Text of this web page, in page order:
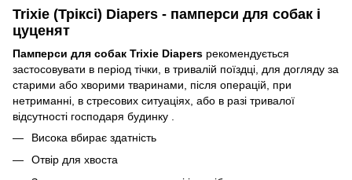
Trixie (Тріксі) Diapers - памперси для собак і
цуценят
Памперси для собак Trixie Diapers рекомендується
застосовувати в період тічки, в тривалій поїздці, для догляду за
старими або хворими тваринами, після операцій, при
нетриманні, в стресових ситуаціях, або в разі тривалої
відсутності господаря будинку .
Висока вбирає здатність
Отвір для хвоста